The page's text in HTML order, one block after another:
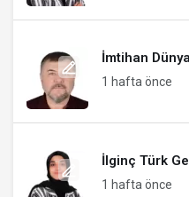
İmtihan
1 hafta önce
İlginç Türk
1 hafta önce